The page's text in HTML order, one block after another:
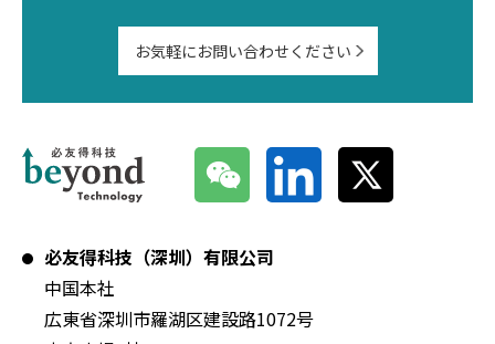
お気軽にお問い合わせください
必友得科技（深圳）有限公司
中国本社
広東省深圳市羅湖区建設路1072号